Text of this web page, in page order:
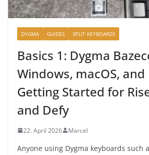
DYGMA GUIDES SPLIT KEYBOARDS
Basics 1: Dygma
Windows, macOS, and
Getting Started for
and Defy
22. April 2026 Marcel
Anyone using Dygma keyboards such